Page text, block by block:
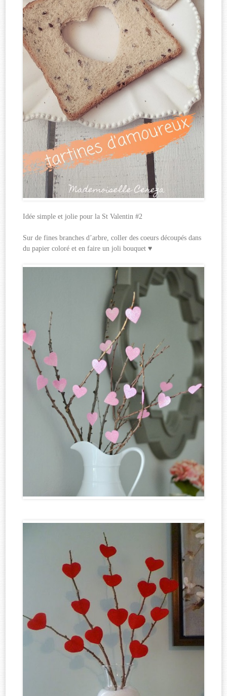
Idée simple et jolie pour la St Valentin #2
Sur de fines branches d’arbre, coller des coeurs découpés dans
du papier coloré et en faire un joli bouquet ♥